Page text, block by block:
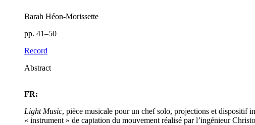
Barah Héon-Morissette
pp. 41–50
Record
Abstract
FR:
Light Music, pièce musicale pour un chef solo, projections et dispositif
« instrument » de captation du mouvement réalisé par l’ingénieur